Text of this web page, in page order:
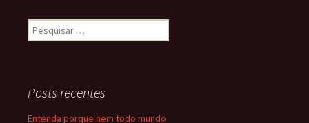
Pesquisar
por:
Posts recentes
Entenda porque nem todo mundo